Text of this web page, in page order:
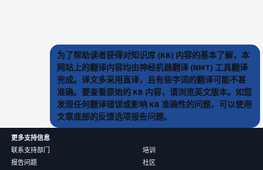
为了帮助读者获得对知识库 (KB) 内容的基本了解，本
网站上的翻译内容均由神经机器翻译 (NMT) 工具翻译
完成。译文多采用直译，且有些字词的翻译可能不甚
准确。要查看原始的 KB 内容，请浏览英文版本。如您
发现任何翻译错误或影响 KB 准确性的问题，可以使用
文章底部的反馈选项报告问题。
更多支持信息
联系支持部门
报告问题
培训
社区